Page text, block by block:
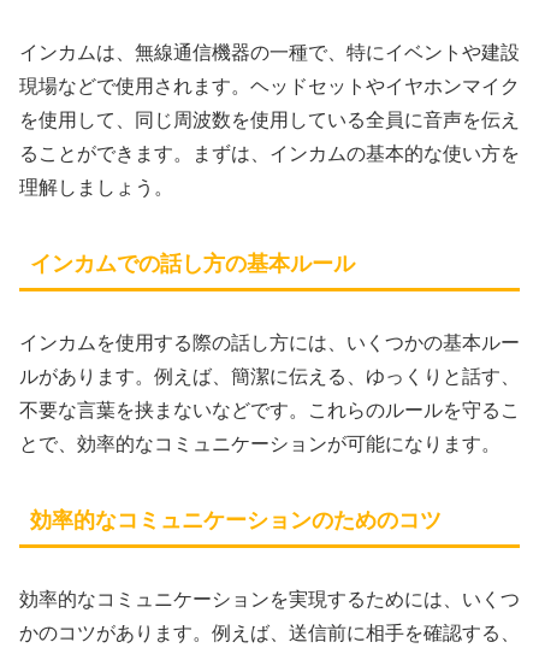
インカムは、無線通信機器の一種で、特にイベントや建設
現場などで使用されます。ヘッドセットやイヤホンマイク
を使用して、同じ周波数を使用している全員に音声を伝え
ることができます。まずは、インカムの基本的な使い方を
理解しましょう。
インカムでの話し方の基本ルール
インカムを使用する際の話し方には、いくつかの基本ルー
ルがあります。例えば、簡潔に伝える、ゆっくりと話す、
不要な言葉を挟まないなどです。これらのルールを守るこ
とで、効率的なコミュニケーションが可能になります。
効率的なコミュニケーションのためのコツ
効率的なコミュニケーションを実現するためには、いくつ
かのコツがあります。例えば、送信前に相手を確認する、